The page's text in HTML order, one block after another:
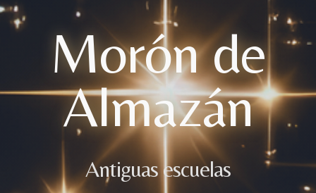
Morón de
Almazán
Antiguas escuelas